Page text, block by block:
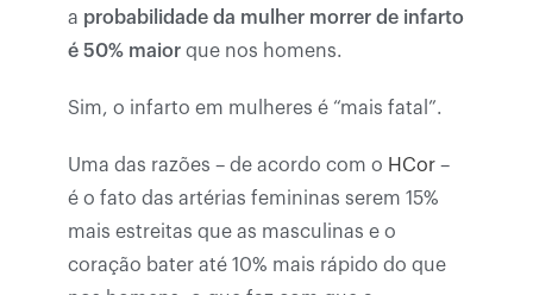
a probabilidade da mulher morrer de infarto
é 50% maiorque nos homens.
Sim, o infarto em mulheres é “mais fatal”.
Uma das razões – de acordo com o HCor –
é o fato das artérias femininas serem 15%
mais estreitas que as masculinas e o
coração bater até 10% mais rápido do que